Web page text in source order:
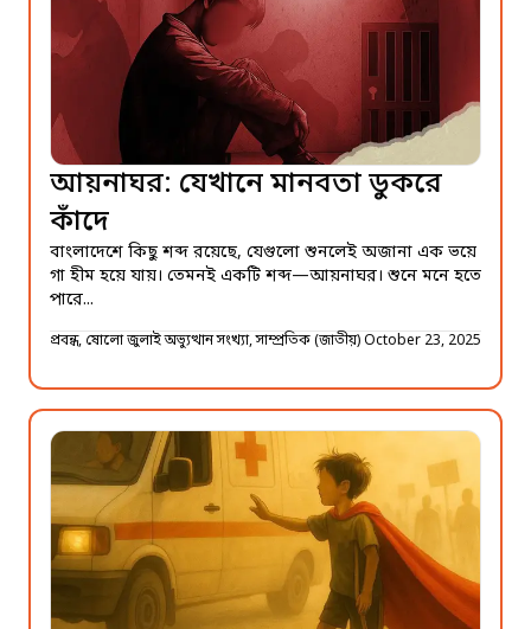
আয়নাঘর: যেখানে মানবতা ডুকরে
কাঁদে
বাংলাদেশে কিছু শব্দ রয়েছে, যেগুলো শুনলেই অজানা এক ভয়ে
গা হীম হয়ে যায়। তেমনই একটি শব্দ—আয়নাঘর। শুনে মনে হতে
পারে...
প্রবন্ধ, ষোলো জুলাই অভ্যুত্থান সংখ্যা, সাম্প্রতিক (জাতীয়)October 23, 2025